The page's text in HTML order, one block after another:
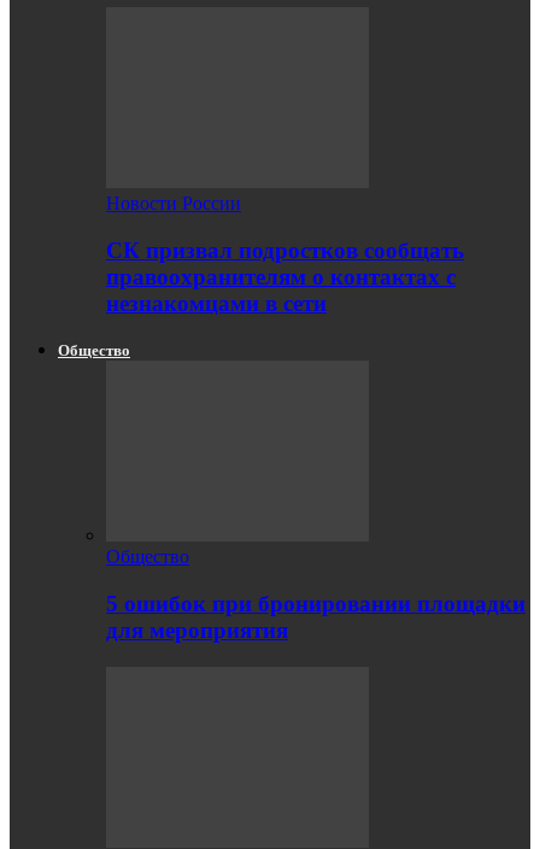
Новости России
СК призвал подростков сообщать
правоохранителям о контактах с
незнакомцами в сети
Общество
Общество
5 ошибок при бронировании площадки
для мероприятия